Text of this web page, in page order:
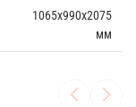
1065x990x2075
мм